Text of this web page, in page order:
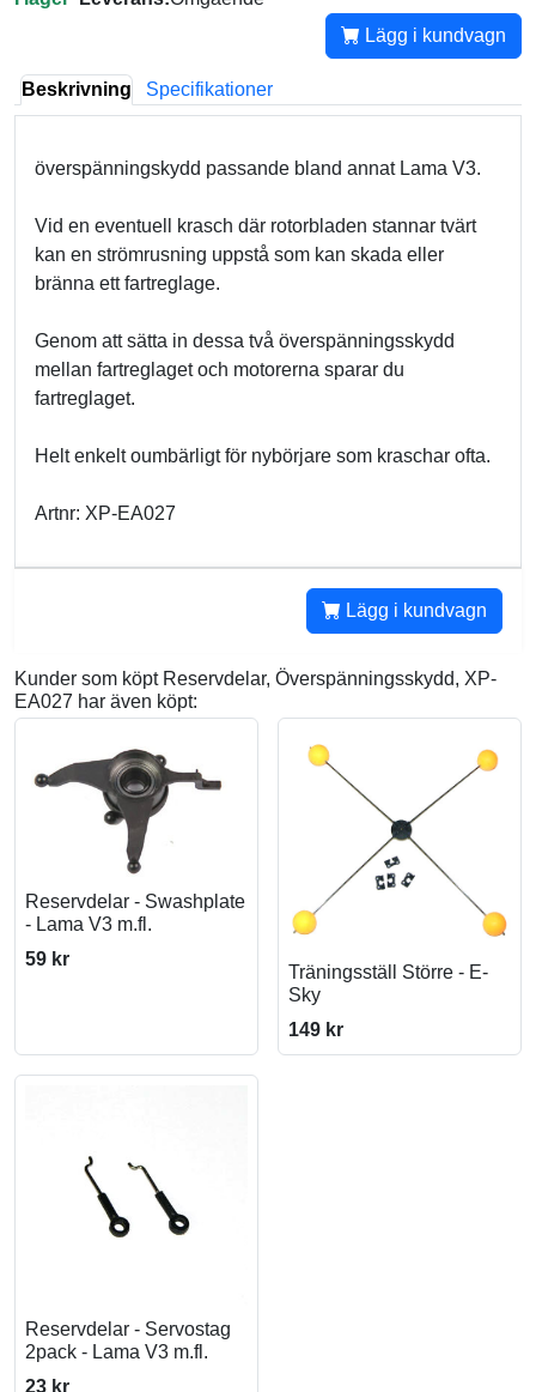
Lägg i kundvagn
Beskrivning Specifikationer
överspänningskydd passande bland annat Lama V3.
Vid en eventuell krasch där rotorbladen stannar tvärt
kan en strömrusning uppstå som kan skada eller
bränna ett fartreglage.
Genom att sätta in dessa två överspänningsskydd
mellan fartreglaget och motorerna sparar du
fartreglaget.
Helt enkelt oumbärligt för nybörjare som kraschar ofta.
Artnr: XP-EA027
Lägg i kundvagn
Kunder som köpt Reservdelar, Överspänningsskydd, XP-
EA027 har även köpt:
Reservdelar - Swashplate
- Lama V3 m.fl.
59 kr
Träningsställ Större - E-
Sky
149 kr
Reservdelar - Servostag
2pack - Lama V3 m.fl.
23 kr